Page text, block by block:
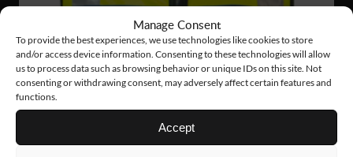
Manage Consent
To provide the best experiences, we use technologies like cookies to store
and/or access device information. Consenting to these technologies will allow
us to process data such as browsing behavior or unique IDs on this site. Not
consenting or withdrawing consent, may adversely affect certain features and
functions.
Accept